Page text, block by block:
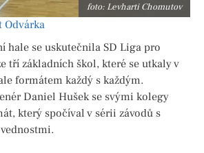
foto: Levharti Chomutov
Odvárka
hale se uskutečnila SD Liga pro
tří základních škol, které se utkaly v
formátem každý s každým.
Daniel Hušek se svými kolegy
který spočíval v sérii závodů s